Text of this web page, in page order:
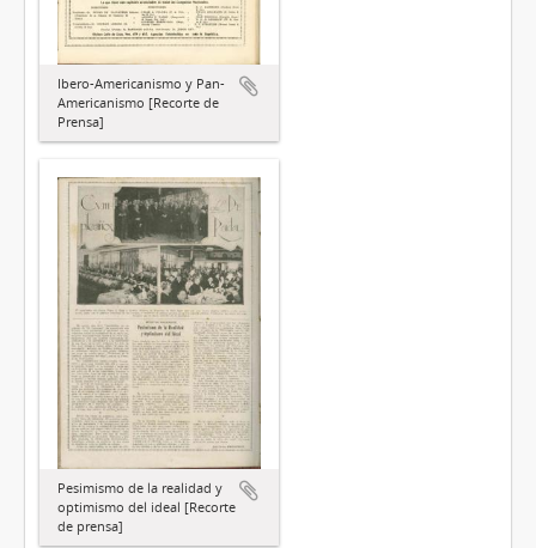
Ibero-Americanismo y Pan-
Americanismo [Recorte de
Prensa]
Pesimismo de la realidad y
optimismo del ideal [Recorte
de prensa]